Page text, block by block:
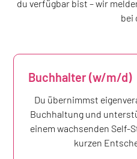
du verfügbar bist – wir
bei
Buchhalter (w/m/d)
Du übernimmst
Buchhaltung und
einem wachsenden Self-
kurzen